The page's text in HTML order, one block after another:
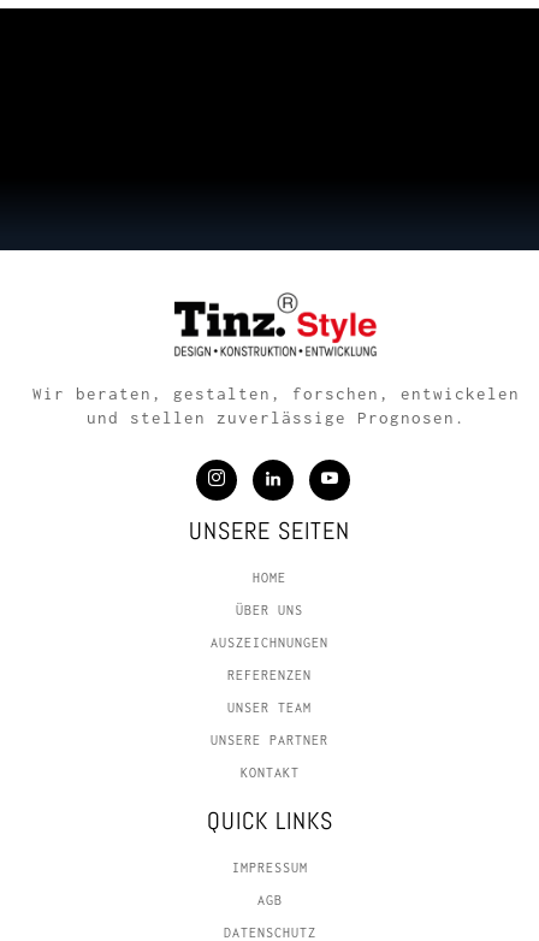
Wir beraten, gestalten, forschen, entwickelen
und stellen zuverlässige Prognosen.
UNSERE SEITEN
HOME
ÜBER UNS
AUSZEICHNUNGEN
REFERENZEN
UNSER TEAM
UNSERE PARTNER
KONTAKT
QUICK LINKS
IMPRESSUM
AGB
DATENSCHUTZ